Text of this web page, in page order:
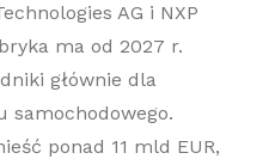
AG i NXP
ma od 2027 r.
głównie dla
samochodowego.
ponad 11 mld EUR,